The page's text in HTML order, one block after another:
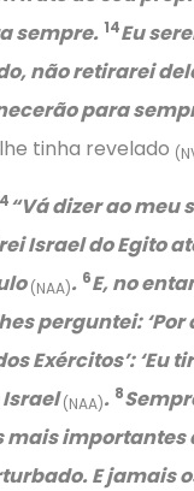
sempre. 14Eu
não retirarei
para
lhe tinha revelado
4“Vá dizer ao meu
Israel do Egito
(NAA). 6E, no
perguntei:
Exércitos’:‘Eu
Israel(NAA). 8
mais importantes
E jamais